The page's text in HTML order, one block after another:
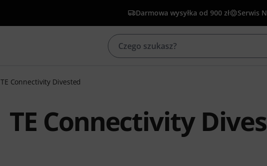
Darmowa wysyłka od 900 zł Serwis
TE Connectivity Divested
TE Connectivity